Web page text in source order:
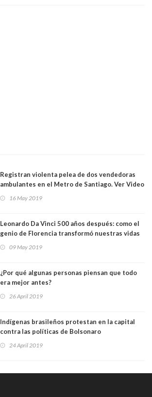
Registran violenta pelea de dos vendedoras
ambulantes en el Metro de Santiago. Ver Video
16 May 2019
Leonardo Da Vinci 500 años después: como el
genio de Florencia transformó nuestras vidas
09 May 2019
¿Por qué algunas personas piensan que todo
era mejor antes?
26 April 2019
Indígenas brasileños protestan en la capital
contra las políticas de Bolsonaro
24 April 2019